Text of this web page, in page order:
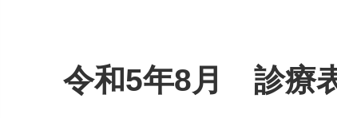
令和5年8月 診療